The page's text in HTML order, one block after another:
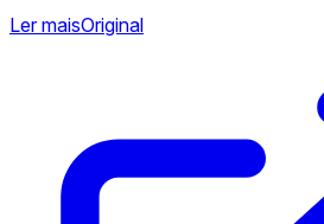
Ler maisOriginal